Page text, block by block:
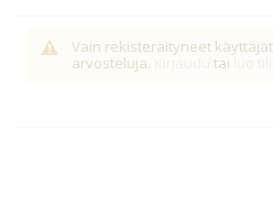
Vain rekisteräityneet
arvosteluja.
tai